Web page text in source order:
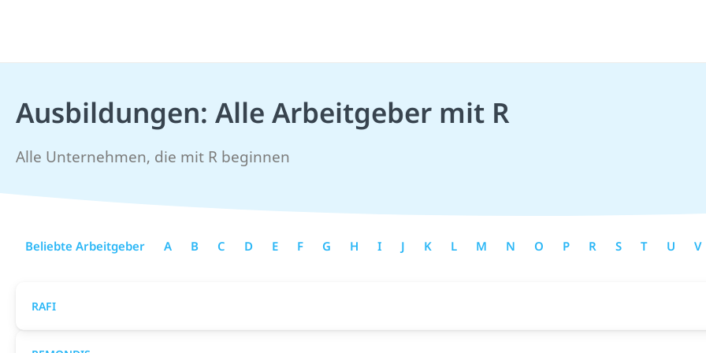
Ausbildungen: Alle Arbeitgeber mit R
Alle Unternehmen, die mit R beginnen
Beliebte Arbeitgeber A B C D E F G H I J K L M N O P R S T U V
RAFI